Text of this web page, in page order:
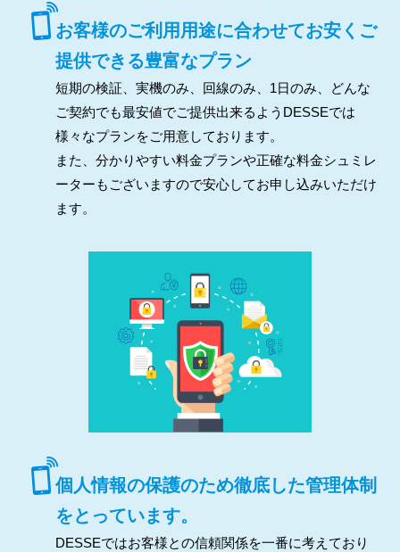
お客様のご利用用途に合わせてお安くご
提供できる豊富なプラン
短期の検証、実機のみ、回線のみ、1日のみ、どんな
ご契約でも最安値でご提供出来るようDESSEでは
様々なプランをご用意しております。
また、分かりやすい料金プランや正確な料金シュミレ
ーターもございますので安心してお申し込みいただけ
ます。
個人情報の保護のため徹底した管理体制
をとっています。
DESSEではお客様との信頼関係を一番に考えており